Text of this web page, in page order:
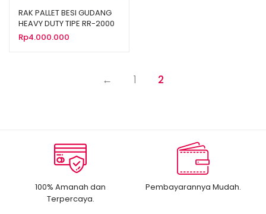
RAK PALLET BESI GUDANG
HEAVY DUTY TIPE RR-2000
RAJARAK
Rp4.000.000
← 1 2
100% Amanah dan
Terpercaya.
Pembayarannya Mudah.